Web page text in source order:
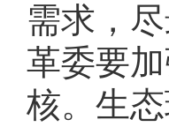
需求，
革委要
核。生